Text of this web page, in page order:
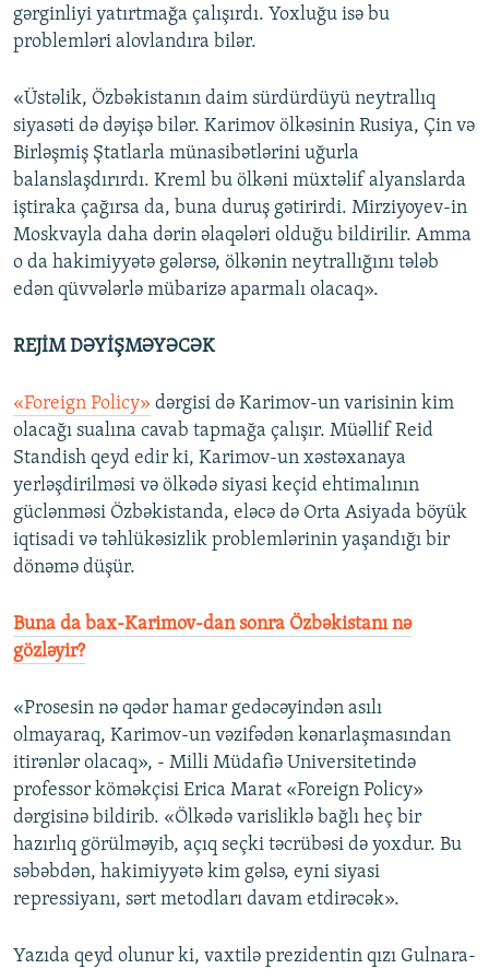
gərginliyi yatırtmağa çalışırdı. Yoxluğu isə bu
problemləri alovlandıra bilər.
«Üstəlik, Özbəkistanın daim sürdürdüyü neytrallıq
siyasəti də dəyişə bilər. Karimov ölkəsinin Rusiya, Çin və
Birləşmiş Ştatlarla münasibətlərini uğurla
balanslaşdırırdı. Kreml bu ölkəni müxtəlif alyanslarda
iştiraka çağırsa da, buna duruş gətirirdi. Mirziyoyev-in
Moskvayla daha dərin əlaqələri olduğu bildirilir. Amma
o da hakimiyyətə gələrsə, ölkənin neytrallığını tələb
edən qüvvələrlə mübarizə aparmalı olacaq».
REJİM DƏYİŞMƏYƏCƏK
«Foreign Policy» dərgisi də Karimov-un varisinin kim
olacağı sualına cavab tapmağa çalışır. Müəllif Reid
Standish qeyd edir ki, Karimov-un xəstəxanaya
yerləşdirilməsi və ölkədə siyasi keçid ehtimalının
güclənməsi Özbəkistanda, eləcə də Orta Asiyada böyük
iqtisadi və təhlükəsizlik problemlərinin yaşandığı bir
dönəmə düşür.
Buna da bax-Karimov-dan sonra Özbəkistanı nə
gözləyir?
«Prosesin nə qədər hamar gedəcəyindən asılı
olmayaraq, Karimov-un vəzifədən kənarlaşmasından
itirənlər olacaq», - Milli Müdafiə Universitetində
professor köməkçisi Erica Marat «Foreign Policy»
dərgisinə bildirib. «Ölkədə varisliklə bağlı heç bir
hazırlıq görülməyib, açıq seçki təcrübəsi də yoxdur. Bu
səbəbdən, hakimiyyətə kim gəlsə, eyni siyasi
repressiyanı, sərt metodları davam etdirəcək».
Yazıda qeyd olunur ki, vaxtilə prezidentin qızı Gulnara-